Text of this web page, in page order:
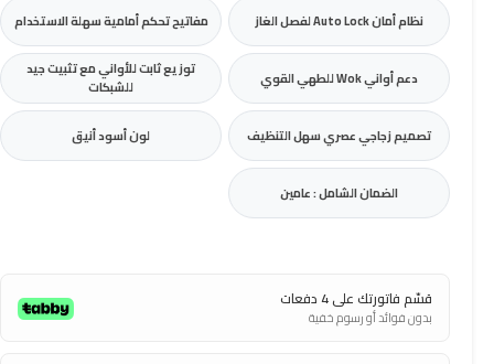
نظام أمان Auto Lock لفصل الغاز مفاتيح تحكم أمامية سهلة الاستخدام
دعم أواني Wok للطهي القوي
توزيع ثابت للأواني مع تثبيت جيد
للشبكات
تصميم زجاجي عصري سهل التنظيف لون أسود أنيق
الضمان الشامل : عامين
قسّم فاتورتك على 4 دفعات
بدون فوائد أو رسوم خفية